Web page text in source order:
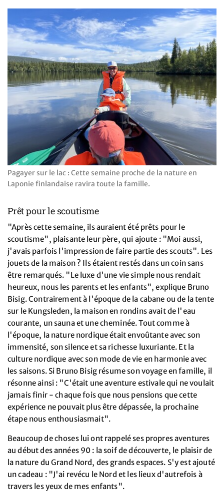
Pagayer sur le lac : Cette semaine proche de la nature en
Laponie finlandaise ravira toute la famille.
Prêt pour le scoutisme
"Après cette semaine, ils auraient été prêts pour le
scoutisme", plaisante leur père, qui ajoute : "Moi aussi,
j'avais parfois l'impression de faire partie des scouts". Les
jouets de la maison ? Ils étaient restés dans un coin sans
être remarqués. "Le luxe d'une vie simple nous rendait
heureux, nous les parents et les enfants", explique Bruno
Bisig. Contrairement à l'époque de la cabane ou de la tente
sur le Kungsleden, la maison en rondins avait de l'eau
courante, un sauna et une cheminée. Tout comme à
l'époque, la nature nordique était envoûtante avec son
immensité, son silence et sa richesse luxuriante. Et la
culture nordique avec son mode de vie en harmonie avec
les saisons. Si Bruno Bisig résume son voyage en famille, il
résonne ainsi : "C'était une aventure estivale qui ne voulait
jamais finir - chaque fois que nous pensions que cette
expérience ne pouvait plus être dépassée, la prochaine
étape nous enthousiasmait".
Beaucoup de choses lui ont rappelé ses propres aventures
au début des années 90 : la soif de découverte, le plaisir de
la nature du Grand Nord, des grands espaces. S'y est ajouté
un cadeau : "J'ai revécu le Nord et les lieux d'autrefois à
travers les yeux de mes enfants".